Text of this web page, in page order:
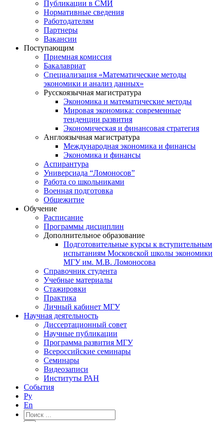
Публикации в СМИ
Нормативные сведения
Работодателям
Партнеры
Вакансии
Поступающим
Приемная комиссия
Бакалавриат
Специализация «Математические методы
экономики и анализ данных»
Русскоязычная магистратура
Экономика и математические методы
Мировая экономика: современные
тенденции развития
Экономическая и финансовая стратегия
Англоязычная магистратура
Международная экономика и финансы
Экономика и финансы
Аспирантура
Универсиада “Ломоносов”
Работа со школьниками
Военная подготовка
Общежитие
Обучение
Расписание
Программы дисциплин
Дополнительное образование
Подготовительные курсы к вступительным
испытаниям Московской школы экономики
МГУ им. М.В. Ломоносова
Справочник студента
Учебные материалы
Стажировки
Практика
Личный кабинет МГУ
Научная деятельность
Диссертационный совет
Научные публикации
Программа развития МГУ
Всероссийские семинары
Семинары
Видеозаписи
Институты РАН
События
Ру
En
Результат